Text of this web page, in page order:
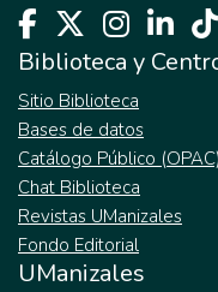
Biblioteca y
Sitio Biblioteca
Bases de datos
Catálogo Público (OPAC)
Chat Biblioteca
Revistas UManizales
Fondo Editorial
UManizales